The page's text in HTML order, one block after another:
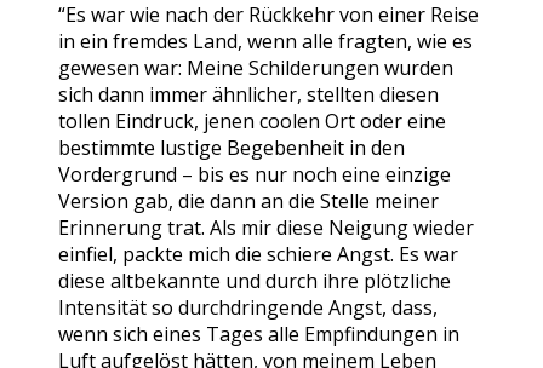
“Es war wie nach der Rückkehr von einer Reise
in ein fremdes Land, wenn alle fragten, wie es
gewesen war: Meine Schilderungen wurden
sich dann immer ähnlicher, stellten diesen
tollen Eindruck, jenen coolen Ort oder eine
bestimmte lustige Begebenheit in den
Vordergrund – bis es nur noch eine einzige
Version gab, die dann an die Stelle meiner
Erinnerung trat. Als mir diese Neigung wieder
einfiel, packte mich die schiere Angst. Es war
diese altbekannte und durch ihre plötzliche
Intensität so durchdringende Angst, dass,
wenn sich eines Tages alle Empfindungen in
Luft aufgelöst hätten, von meinem Leben